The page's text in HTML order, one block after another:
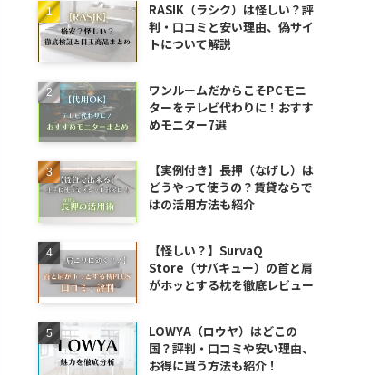
RASIK（ラシク）は怪しい？評
判・口コミと安い理由、偽サイ
トについて解説
ワンルームだからこそPCモニ
ターをテレビ代わりに！おすす
めモニター7選
【実例付き】長押（なげし）は
どうやって使うの？賃貸ならで
はの活用方法も紹介
【怪しい？】SurvaQ
Store（サバキュー）の首と肩
がホッとする枕を徹底レビュー
LOWYA（ロウヤ）はどこの
国？評判・口コミや安い理由、
お得に買う方法も紹介！